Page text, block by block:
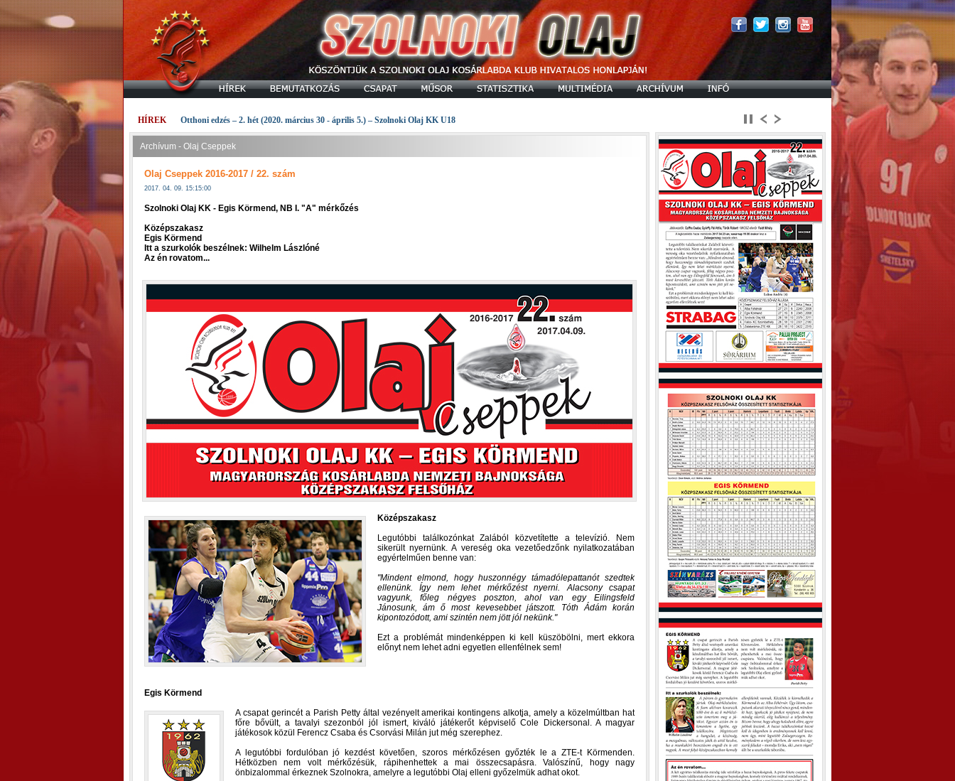
HÍREK Otthoni edzés – 2. hét (2020. március 30 - április 5.) – Szolnoki Olaj KK U18
Archívum - Olaj Cseppek
Olaj Cseppek 2016-2017 / 22. szám
2017. 04. 09. 15:15:00
Szolnoki Olaj KK - Egis Körmend, NB I. "A" mérkőzés
Középszakasz
Egis Körmend
Itt a szurkolók beszélnek: Wilhelm Lászlóné
Az én rovatom...
Középszakasz
Legutóbbi találkozónkat Zalából közvetítette a televízió. Nem
sikerült nyernünk. A vereség oka vezetőedzőnk nyilatkozatában
egyértelműen benne van:
Mindent elmond, hogy huszonnégy támadólepattanót szedtek
ellenünk. Így nem lehet mérkőzést nyerni. Alacsony csapat
vagyunk, főleg négyes poszton, ahol van egy Eilingsfeld
Jánosunk, ám ő most kevesebbet játszott. Tóth Ádám korán
kipontozódott, ami szintén nem jött jól nekünk.
Ezt a problémát mindenképpen ki kell küszöbölni, mert ekkora
előnyt nem lehet adni egyetlen ellenfélnek sem!
Egis Körmend
A csapat gerincét a Parish Petty által vezényelt amerikai kontingens alkotja, amely a közelmúltban hat
főre bővült, a tavalyi szezonból jól ismert, kiváló játékerőt képviselő Cole Dickersonal. A magyar
játékosok közül Ferencz Csaba és Csorvási Milán jut még szerephez.
A legutóbbi fordulóban jó kezdést követően, szoros mérkőzésen győzték le a ZTE-t Körmenden.
Hétközben nem volt mérkőzésük, rápihenhettek a mai összecsapásra. Valószínű, hogy nagy
önbizalommal érkeznek Szolnokra, amelyre a legutóbbi Olaj elleni győzelmük adhat okot.